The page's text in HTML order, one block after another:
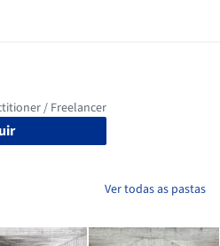
Ver todas as pastas